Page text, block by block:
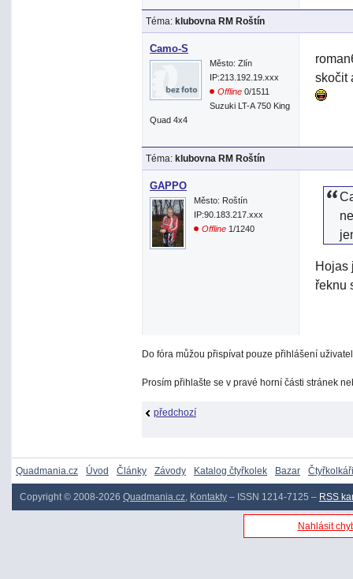
Téma: klubovna RM Roštín
Camo-S
Město: Zlín
IP:213.192.19.xxx
Offline 0/1511
Suzuki LT-A 750 King
Quad 4x4
skočit
Téma: klubovna RM Roštín
GAPPO
Město: Roštín
IP:90.183.217.xxx
Offline 1/1240
Hojas
řeknu
Do fóra můžou přispívat pouze přihlášení
Prosím přihlašte se v pravé horní části stránek
předchozí
Quadmania.cz Úvod Články Závody Katalog čtyřkolek Bazar Čtyřkolkáři
Copyright © 2008-2026 Quadmania.cz, Kontakty – ISSN 1214-7125 – RSS
Nahlásit